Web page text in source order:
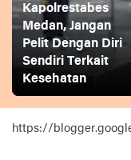
Kapolrestabes
Medan, Jangan
Pelit Dengan Diri
Sendiri Terkait
Kesehatan
https://